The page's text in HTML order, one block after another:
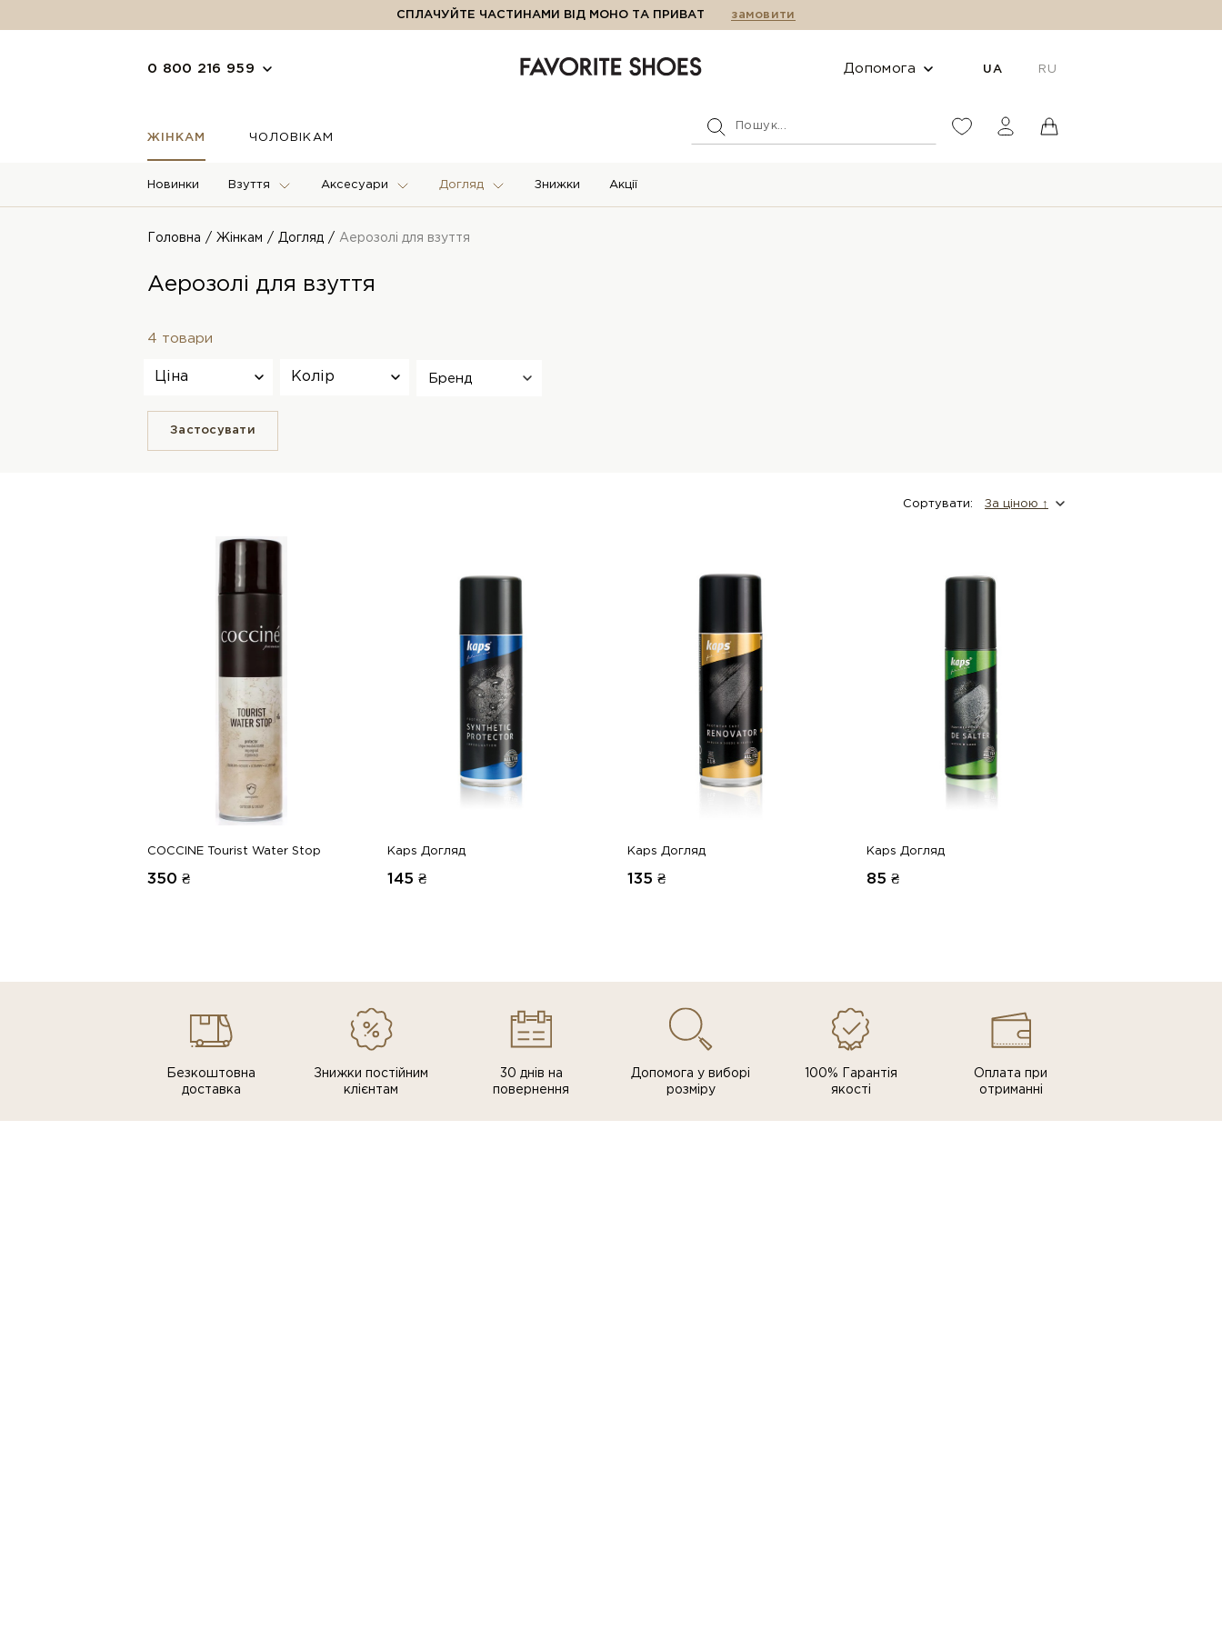
СПЛАЧУЙТЕ ЧАСТИНАМИ ВІД МОНО ТА ПРИВАТ замовити
0 800 216 959 Допомога UA RU
ЖІНКАМ ЧОЛОВІКАМ
Новинки Взуття Аксесуари Догляд Знижки Акції
Головна Жінкам Догляд Аерозолі для взуття
Аерозолі для взуття
4 товари
Ціна Колір Бренд
Застосувати
Сортувати: За цiною ↑
COCCINE Tourist Water Stop
350 ₴
Kaps Догляд
145 ₴
Kaps Догляд
135 ₴
Kaps Догляд
85 ₴
Безкоштовна
доставка
Знижки постiйним
клiєнтам
30 днів на
повернення
Допомога у виборі
розміру
100% Гарантія
якості
Оплата при
отриманні